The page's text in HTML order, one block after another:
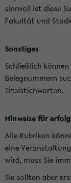
sinnvoll ist diese
Fakultät und
Sonstiges
Schließlich
Belegnummern
Titelstichworten.
Hinweise für
Alle Rubriken
eine
wird, muss Sie
Sie sollten aber